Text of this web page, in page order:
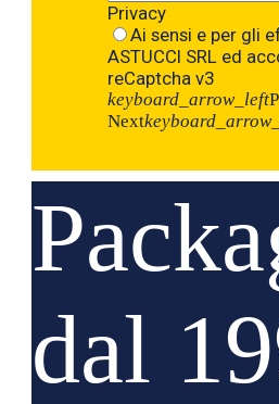
Privacy
Ai sensi e per gli
ASTUCCI SRL ed
reCaptcha v3
keyboard_arrow_left
Next
dal